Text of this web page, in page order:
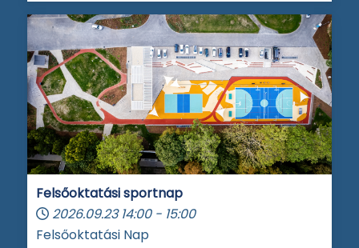
Felsőoktatási sportnap
2026.09.23 14:00 - 15:00
Felsőoktatási Nap